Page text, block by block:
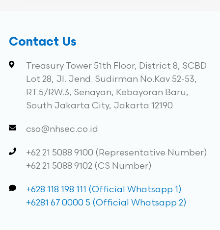
Contact Us
Treasury Tower 51th Floor, District 8, SCBD
Lot 28, Jl. Jend. Sudirman No.Kav 52-53,
RT.5/RW.3, Senayan, Kebayoran Baru,
South Jakarta City, Jakarta 12190
cso@nhsec.co.id
+62 21 5088 9100 (Representative Number)
+62 21 5088 9102 (CS Number)
+628 118 198 111 (Official Whatsapp 1)
+6281 67 0000 5 (Official Whatsapp 2)